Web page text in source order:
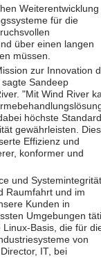
Weiterentwicklung
für die
über einen langen
müssen.
zur Innovation
Sandeep
"Mit Wind River
höchste
gewährleisten. Dies
Effizienz und
konformer und
und Systemintegrität
Raumfahrt und im
Kunden in
Umgebungen
Basis, die für
von
IT, bei